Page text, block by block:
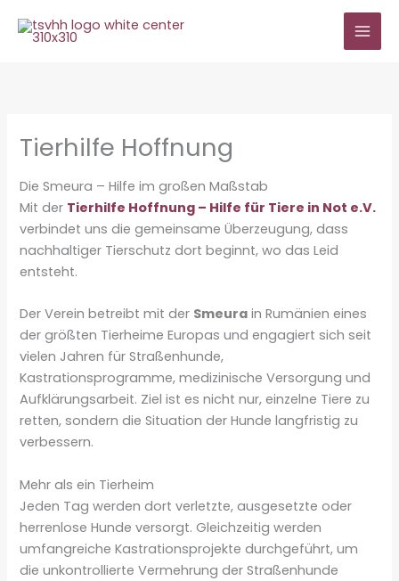
Inhalt
Tierhilfe Hoffnung
Die Smeura – Hilfe im großen Maßstab
Mit der Tierhilfe Hoffnung – Hilfe für Tiere in Not e.V.
verbindet uns die gemeinsame Überzeugung, dass
nachhaltiger Tierschutz dort beginnt, wo das Leid
entsteht.
Der Verein betreibt mit der Smeura in Rumänien eines
der größten Tierheime Europas und engagiert sich seit
vielen Jahren für Straßenhunde,
Kastrationsprogramme, medizinische Versorgung und
Aufklärungsarbeit. Ziel ist es nicht nur, einzelne Tiere zu
retten, sondern die Situation der Hunde langfristig zu
verbessern.
Mehr als ein Tierheim
Jeden Tag werden dort verletzte, ausgesetzte oder
herrenlose Hunde versorgt. Gleichzeitig werden
umfangreiche Kastrationsprojekte durchgeführt, um
die unkontrollierte Vermehrung der Straßenhunde